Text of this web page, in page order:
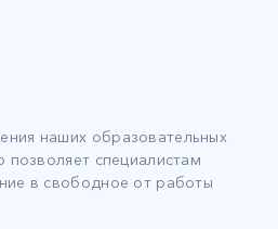
наших образовательных
позволяет специалистам
в свободное от работы